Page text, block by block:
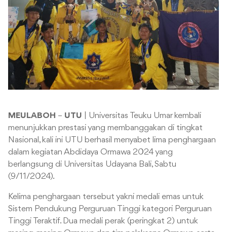
MEULABOH – UTU | Universitas Teuku Umar kembali
menunjukkan prestasi yang membanggakan di tingkat
Nasional, kali ini UTU berhasil menyabet lima penghargaan
dalam kegiatan Abdidaya Ormawa 2024 yang
berlangsung di Universitas Udayana Bali, Sabtu
(9/11/2024).
Kelima penghargaan tersebut yakni medali emas untuk
Sistem Pendukung Perguruan Tinggi kategori Perguruan
Tinggi Teraktif.Dua medali perak (peringkat 2) untuk